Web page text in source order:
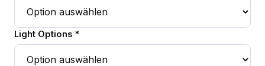
Light Options *